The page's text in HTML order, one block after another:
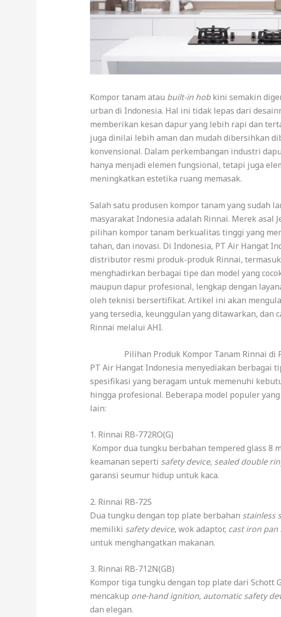
Kompor tanam atau built-in hobkini semakin
urban di Indonesia. Hal ini tidak lepas dari
memberikan kesan dapur yang lebih rapi dan
juga dinilai lebih aman dan mudah dibersihkan
konvensional. Dalam perkembangan industri
hanya menjadi elemen fungsional, tetapi juga
meningkatkan estetika ruang memasak.
Salah satu produsen kompor tanam yang sudah
masyarakat Indonesia adalah Rinnai. Merek asal
pilihan kompor tanam berkualitas tinggi yang
tahan, dan inovasi. Di Indonesia, PT Air Hangat
distributor resmi produk-produk Rinnai,
menghadirkan berbagai tipe dan model yang
maupun dapur profesional, lengkap dengan
oleh teknisi bersertifikat. Artikel ini akan
yang tersedia, keunggulan yang ditawarkan, dan
Rinnai melalui AHI.
Pilihan Produk Kompor Tanam Rinnai di
PT Air Hangat Indonesia menyediakan berbagai
spesifikasi yang beragam untuk memenuhi
hingga profesional. Beberapa model populer
lain:
1. Rinnai RB-772RO(G)
Kompor dua tungku berbahan tempered glass 8
keamanan seperti safety device, sealed double
garansi seumur hidup untuk kaca.
2. Rinnai RB-72S
Dua tungku dengan top plate berbahan stainless
memiliki safety device, wok adaptor, cast iron
untuk menghangatkan makanan.
3. Rinnai RB-712N(GB)
Kompor tiga tungku dengan top plate dari Schott
mencakup one-hand ignition, automatic safety
dan elegan.